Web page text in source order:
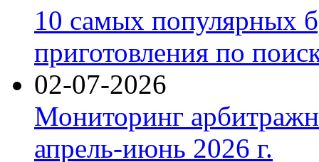
10 самых популярных
приготовления по
02-07-2026
Мониторинг
апрель-июнь 2026 г.